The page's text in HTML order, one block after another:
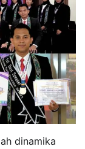
dinamika